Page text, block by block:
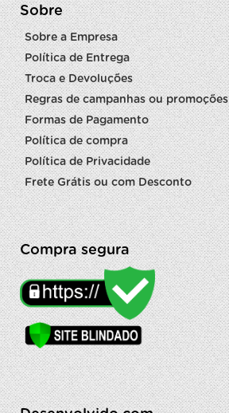
Sobre
Sobre a Empresa
Política de Entrega
Troca e Devoluções
Regras de campanhas ou promoções
Formas de Pagamento
Política de compra
Política de Privacidade
Frete Grátis ou com Desconto
Compra segura